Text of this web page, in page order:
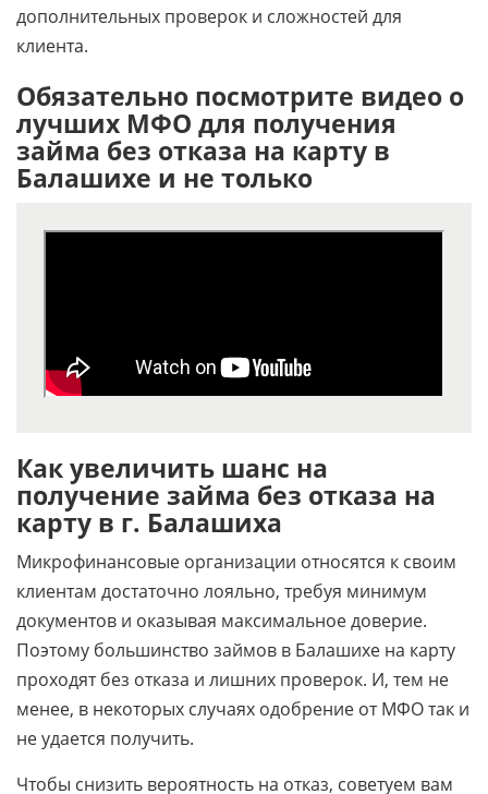
дополнительных проверок и сложностей для
клиента.
Обязательно посмотрите видео о
лучших МФО для получения
займа без отказа на карту в
Балашихе и не только
Как увеличить шанс на
получение займа без отказа на
карту в г. Балашиха
Микрофинансовые организации относятся к своим
клиентам достаточно лояльно, требуя минимум
документов и оказывая максимальное доверие.
Поэтому большинство займов в Балашихе на карту
проходят без отказа и лишних проверок. И, тем не
менее, в некоторых случаях одобрение от МФО так и
не удается получить.
Чтобы снизить вероятность на отказ, советуем вам